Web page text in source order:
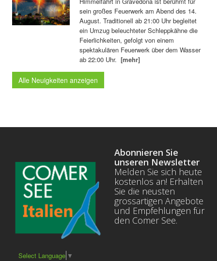
sein großes Feuerwerk am Abend des 14.
August. Traditionell ab 21:00 Uhr begleitet
ein Umzug beleuchteter Schleppkähne die
Feierlichkeiten, gefolgt von einem
spektakulären Feuerwerk über dem Wasser
ab 22:00 Uhr.[mehr]
Alle Neuigkeiten anzeigen
Select Language ▼
Abonnieren Sie
unseren Newsletter
Melden Sie sich heute
kostenlos an! Erhalten
Sie die neusten
grossartigen Angebote
und Empfehlungen für
den Comer See.